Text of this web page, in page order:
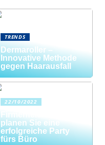
TRENDS
Dermaroller –
Innovative Methode
gegen Haarausfall
22/10/2022
Firmenfeier? So
planen Sie eine
erfolgreiche Party
fürs Büro